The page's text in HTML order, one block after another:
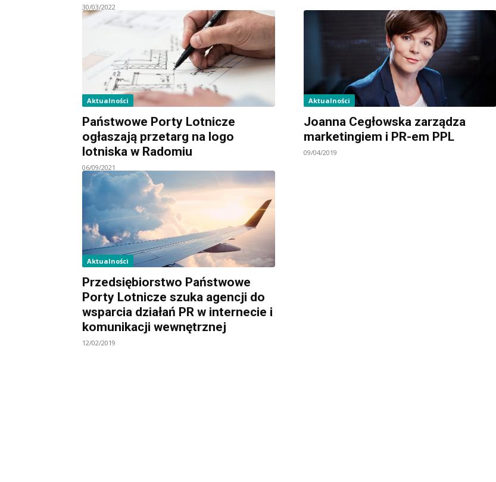
30/03/2022
Aktualności
Państwowe Porty Lotnicze
ogłaszają przetarg na logo
lotniska w Radomiu
06/09/2021
Aktualności
Joanna Cegłowska zarządza
marketingiem i PR-em PPL
09/04/2019
Aktualności
Przedsiębiorstwo Państwowe
Porty Lotnicze szuka agencji do
wsparcia działań PR w internecie i
komunikacji wewnętrznej
12/02/2019